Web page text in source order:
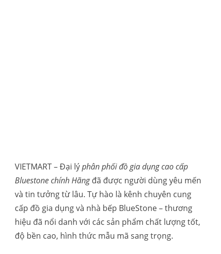
VIETMART – Đại lýphân phối đồ gia dụng cao cấp
Bluestone chính Hãngđã được người dùng yêu mến
và tin tưởng từ lâu. Tự hào là kênh chuyên cung
cấp đồ gia dụng và nhà bếp BlueStone – thương
hiệu đã nổi danh với các sản phẩm chất lượng tốt,
độ bền cao, hình thức mẫu mã sang trọng.